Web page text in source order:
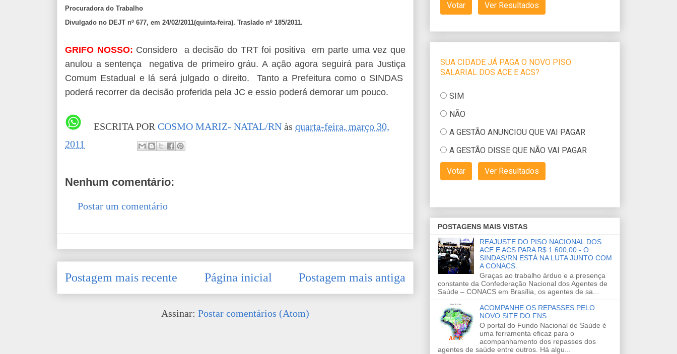
Procuradora do Trabalho
Divulgado no DEJT nº 677, em 24/02/2011(quinta-feira). Traslado nº 185/2011.
GRIFO NOSSO: Considero a decisão do TRT foi positiva em parte uma vez que
anulou a sentença negativa de primeiro gráu. A ação agora seguirá para Justiça
Comum Estadual e lá será julgado o direito. Tanto a Prefeitura como o SINDAS
poderá recorrer da decisão proferida pela JC e essio poderá demorar um pouco.
ESCRITA POR COSMO MARIZ- NATAL/RN às quarta-feira, março 30,
2011
Nenhum comentário:
Postar um comentário
Postagem mais recente Postagem mais antiga
Página inicial
Assinar: Postar comentários (Atom)
POSTAGENS MAIS VISTAS
REAJUSTE DO PISO NACIONAL DOS
ACE E ACS PARA R$ 1.600,00 - O
SINDAS/RN ESTÁ NA LUTA JUNTO COM
A CONACS.
Graças ao trabalho árduo e a presença
constante da Confederação Nacional dos Agentes de
Saúde – CONACS em Brasília, os agentes de sa...
ACOMPANHE OS REPASSES PELO
NOVO SITE DO FNS
O portal do Fundo Nacional de Saúde é
uma ferramenta eficaz para o
acompanhamento dos repasses dos
agentes de saúde entre outros. Há algu...